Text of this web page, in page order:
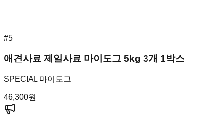
#5
애견사료 제일사료 마이도그 5kg 3개 1박스
SPECIAL 마이도그
46,300원